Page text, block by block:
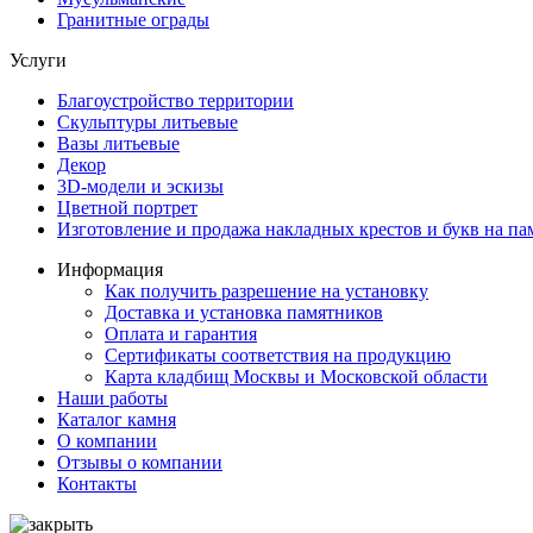
Гранитные ограды
Услуги
Благоустройство территории
Скульптуры литьевые
Вазы литьевые
Декор
3D-модели и эскизы
Цветной портрет
Изготовление и продажа накладных крестов и букв на
Информация
Как получить разрешение на установку
Доставка и установка памятников
Оплата и гарантия
Сертификаты соответствия на продукцию
Карта кладбищ Москвы и Московской области
Наши работы
Каталог камня
О компании
Отзывы о компании
Контакты